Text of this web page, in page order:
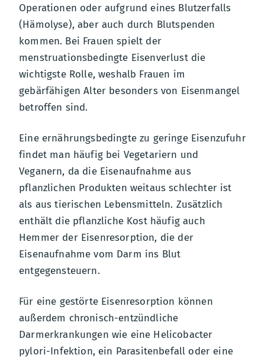
Operationen oder aufgrund eines Blutzerfalls
(Hämolyse), aber auch durch Blutspenden
kommen. Bei Frauen spielt der
menstruationsbedingte Eisenverlust die
wichtigste Rolle, weshalb Frauen im
gebärfähigen Alter besonders von Eisenmangel
betroffen sind.
Eine ernährungsbedingte zu geringe Eisenzufuhr
findet man häufig bei Vegetariern und
Veganern, da die Eisenaufnahme aus
pflanzlichen Produkten weitaus schlechter ist
als aus tierischen Lebensmitteln. Zusätzlich
enthält die pflanzliche Kost häufig auch
Hemmer der Eisenresorption, die der
Eisenaufnahme vom Darm ins Blut
entgegensteuern.
Für eine gestörte Eisenresorption können
außerdem chronisch-entzündliche
Darmerkrankungen wie eine Helicobacter
pylori-Infektion, ein Parasitenbefall oder eine